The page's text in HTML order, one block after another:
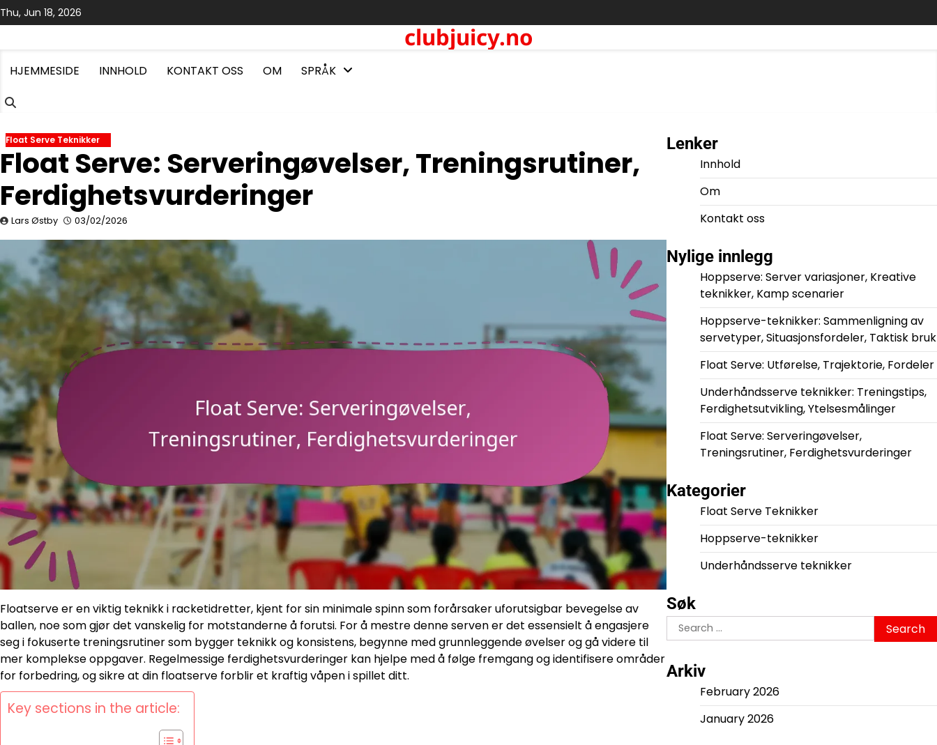
Skip
to
Thu, Jun 18, 2026
clubjuicy.no
HJEMMESIDE INNHOLD KONTAKT OSS OM SPRÅK
Float Serve Teknikker
Float Serve: Serveringøvelser, Treningsrutiner,
Ferdighetsvurderinger
Lars Østby 03/02/2026
Floatserve er en viktig teknikk i racketidretter, kjent for sin minimale spinn som forårsaker uforutsigbar bevegelse av
ballen, noe som gjør det vanskelig for motstanderne å forutsi. For å mestre denne serven er det essensielt å engasjere
seg i fokuserte treningsrutiner som bygger teknikk og konsistens, begynne med grunnleggende øvelser og gå videre til
mer komplekse oppgaver. Regelmessige ferdighetsvurderinger kan hjelpe med å følge fremgang og identifisere områder
for forbedring, og sikre at din floatserve forblir et kraftig våpen i spillet ditt.
Key sections in the article:
Lenker
Innhold
Om
Kontakt oss
Nylige innlegg
Hoppserve: Server variasjoner, Kreative
teknikker, Kamp scenarier
Hoppserve-teknikker: Sammenligning av
servetyper, Situasjonsfordeler, Taktisk bruk
Float Serve: Utførelse, Trajektorie, Fordeler
Underhåndsserve teknikker: Treningstips,
Ferdighetsutvikling, Ytelsesmålinger
Float Serve: Serveringøvelser,
Treningsrutiner, Ferdighetsvurderinger
Kategorier
Float Serve Teknikker
Hoppserve-teknikker
Underhåndsserve teknikker
Søk
Search
for:
Arkiv
February 2026
January 2026